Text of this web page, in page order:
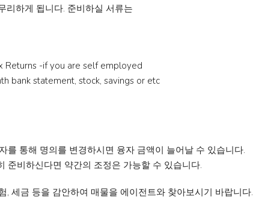
리하게 됩니다. 준비하실 서류는
Returns -if you are self employed
bank statement, stock, savings or etc
를 통해 명의를 변경하시면 융자 금액이 늘어날 수 있습니다.
준비하신다면 약간의 조정은 가능할 수 있습니다.
세금 등을 감안하여 매물을 에이전트와 찾아보시기 바랍니다.